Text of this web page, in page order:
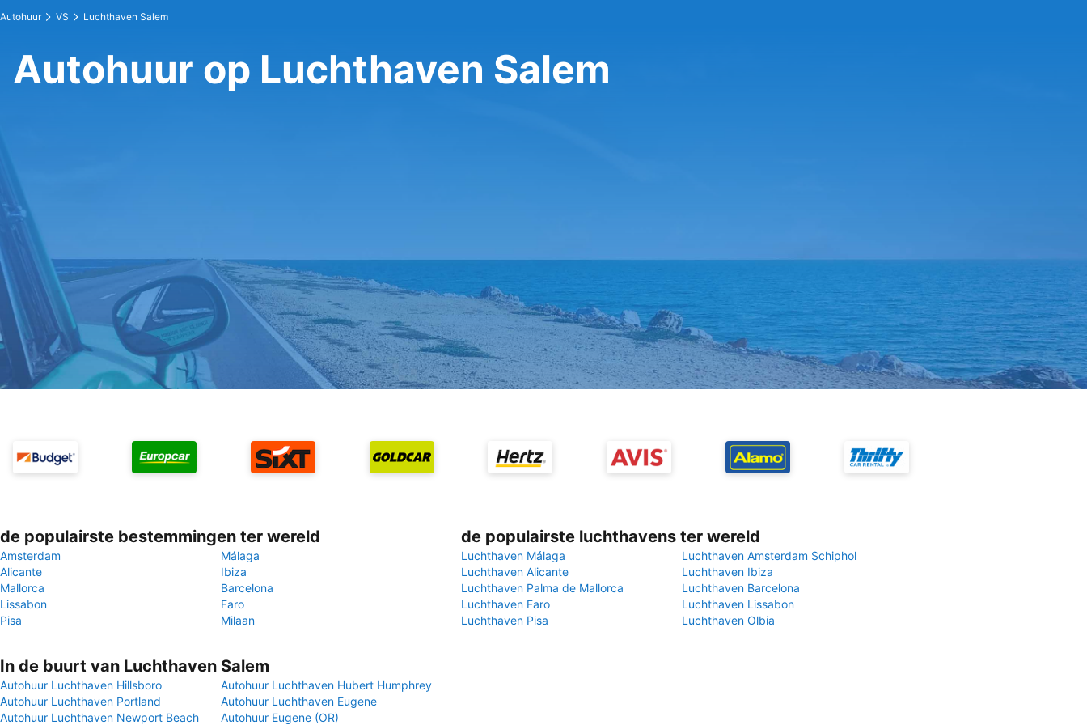
Autohuur VS Luchthaven Salem
Autohuur op Luchthaven Salem
de populairste bestemmingen ter wereld
Amsterdam
Málaga
Alicante
Ibiza
Mallorca
Barcelona
Lissabon
Faro
Pisa
Milaan
de populairste luchthavens ter wereld
Luchthaven Málaga
Luchthaven Amsterdam Schiphol
Luchthaven Alicante
Luchthaven Ibiza
Luchthaven Palma de Mallorca
Luchthaven Barcelona
Luchthaven Faro
Luchthaven Lissabon
Luchthaven Pisa
Luchthaven Olbia
In de buurt van Luchthaven Salem
Autohuur Luchthaven Hillsboro
Autohuur Luchthaven Hubert Humphrey
Autohuur Luchthaven Portland
Autohuur Luchthaven Eugene
Autohuur Luchthaven Newport Beach
Autohuur Eugene (OR)